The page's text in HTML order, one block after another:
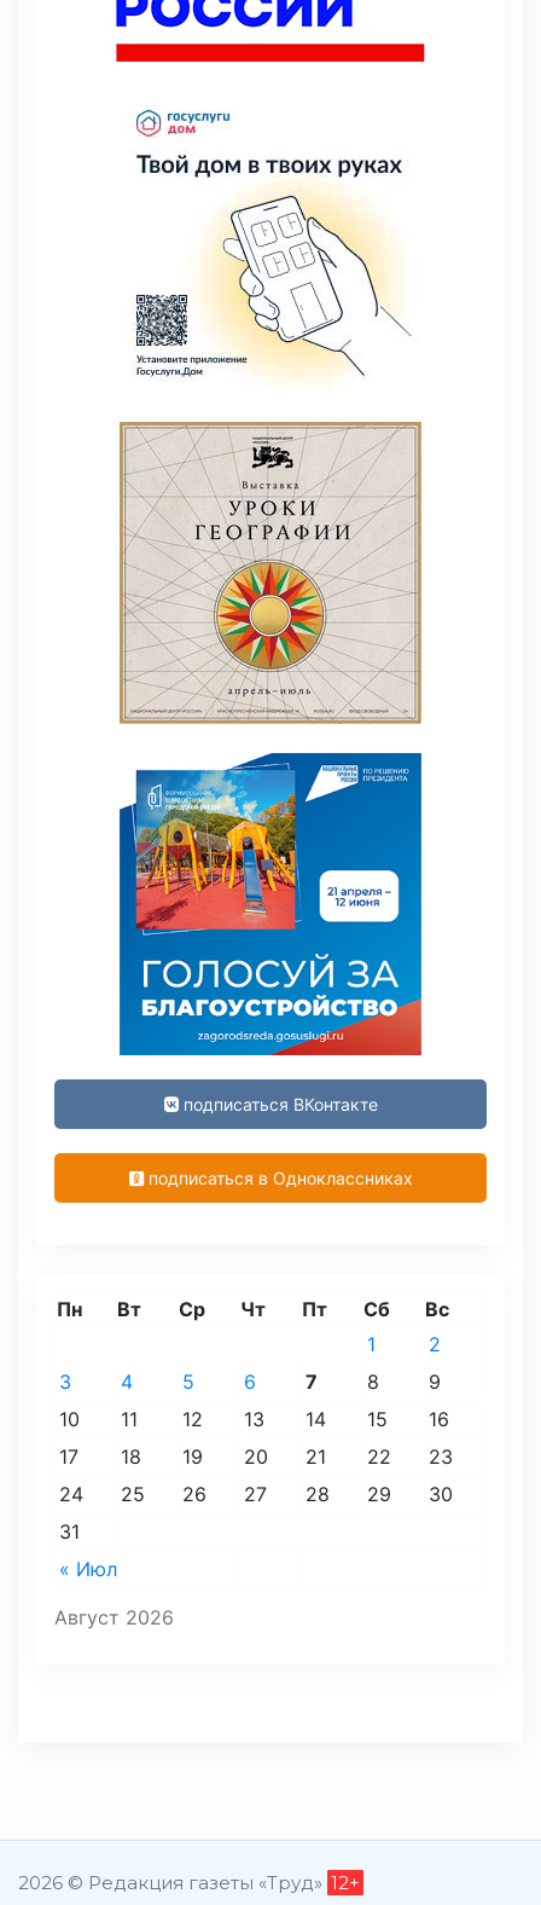
подписаться ВКонтакте
подписаться в Одноклассниках
Август 2026
Пн Вт Ср Чт Пт Сб Вс
« Июл
1
2
3
4 5 6 7 8
9
10
11 12 13 14 15
16
17
18 19 20 21 22
23
24
25 26 27 28 29
30
31
2026 © Редакция газеты «Труд» 12+